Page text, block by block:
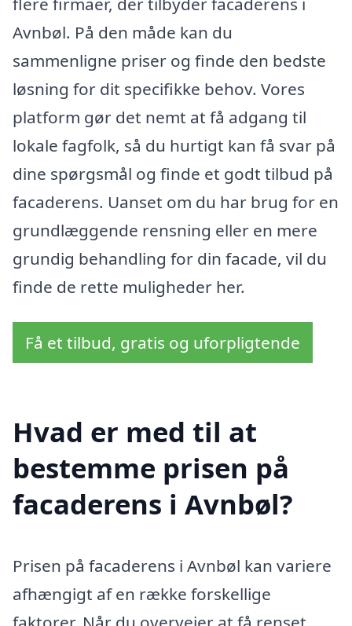
Avnbøl. På den måde kan du
sammenligne priser og finde den bedste
løsning for dit specifikke behov. Vores
platform gør det nemt at få adgang til
lokale fagfolk, så du hurtigt kan få svar på
dine spørgsmål og finde et godt tilbud på
facaderens. Uanset om du har brug for en
grundlæggende rensning eller en mere
grundig behandling for din facade, vil du
finde de rette muligheder her.
Få et tilbud, gratis og uforpligtende
Hvad er med til at
bestemme prisen på
facaderens i Avnbøl?
Prisen på facaderens i Avnbøl kan variere
afhængigt af en række forskellige